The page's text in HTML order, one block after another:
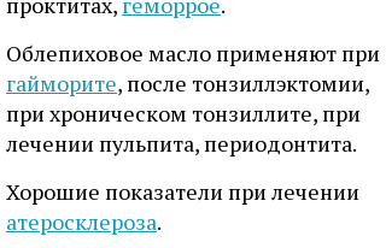
Облепиховое масло применяют при
гайморите, после тонзиллэктомии,
при хроническом тонзиллите, при
лечении пульпита, периодонтита.
Хорошие показатели при лечении
атеросклероза.